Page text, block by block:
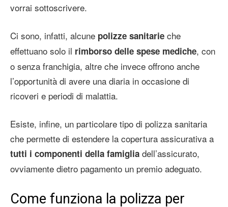
vorrai sottoscrivere.
Ci sono, infatti, alcune polizze sanitarie che
effettuano solo il rimborso delle spese mediche, con
o senza franchigia, altre che invece offrono anche
l’opportunità di avere una diaria in occasione di
ricoveri e periodi di malattia.
Esiste, infine, un particolare tipo di polizza sanitaria
che permette di estendere la copertura assicurativa a
tutti i componenti della famiglia dell’assicurato,
ovviamente dietro pagamento un premio adeguato.
Come funziona la polizza per